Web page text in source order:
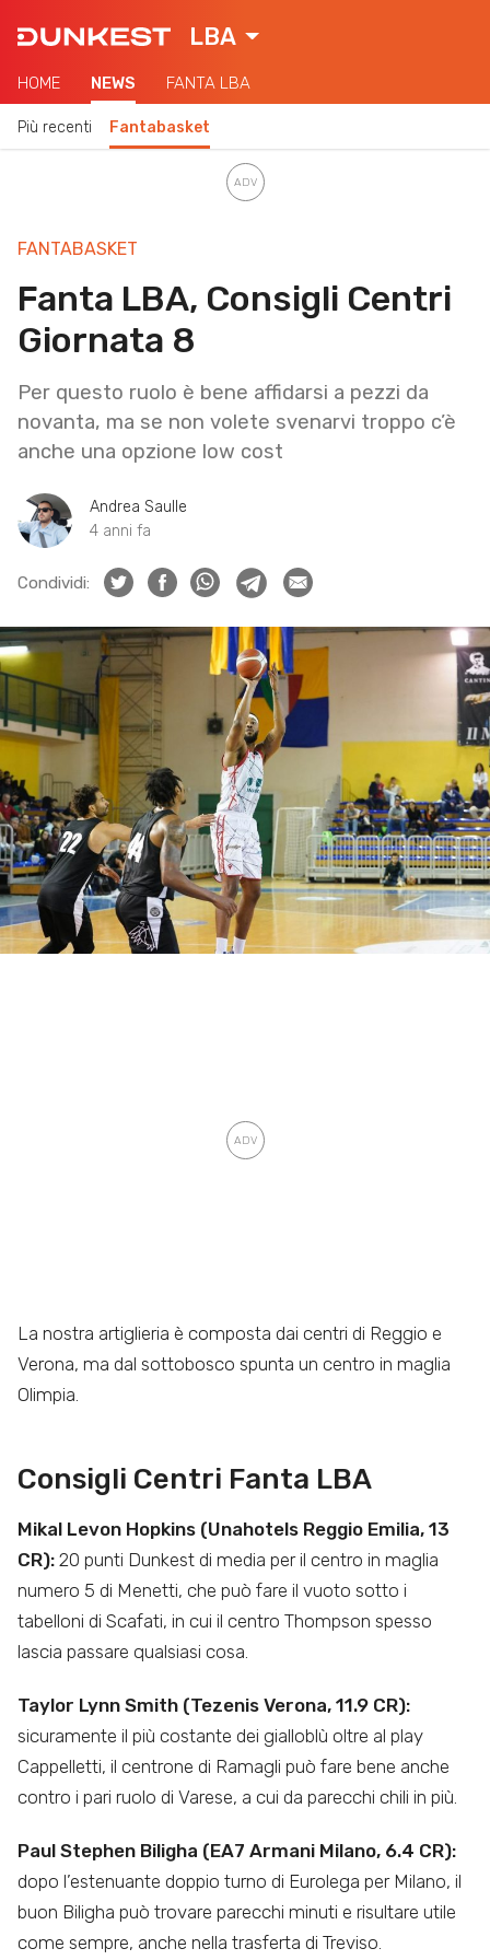
LBA
HOME NEWS FANTA LBA
Più recenti Fantabasket
FANTABASKET
Fanta LBA, Consigli Centri
Giornata 8
Per questo ruolo è bene affidarsi a pezzi da
novanta, ma se non volete svenarvi troppo c’è
anche una opzione low cost
Andrea Saulle
4 anni fa
Condividi:
La nostra artiglieria è composta dai centri di Reggio e
Verona, ma dal sottobosco spunta un centro in maglia
Olimpia.
Consigli Centri Fanta LBA
Mikal Levon Hopkins (Unahotels Reggio Emilia, 13
CR): 20 punti Dunkest di media per il centro in maglia
numero 5 di Menetti, che può fare il vuoto sotto i
tabelloni di Scafati, in cui il centro Thompson spesso
lascia passare qualsiasi cosa.
Taylor Lynn Smith (Tezenis Verona, 11.9 CR):
sicuramente il più costante dei gialloblù oltre al play
Cappelletti, il centrone di Ramagli può fare bene anche
contro i pari ruolo di Varese, a cui da parecchi chili in più.
Paul Stephen Biligha (EA7 Armani Milano, 6.4 CR):
dopo l’estenuante doppio turno di Eurolega per Milano, il
buon Biligha può trovare parecchi minuti e risultare utile
come sempre, anche nella trasferta di Treviso.